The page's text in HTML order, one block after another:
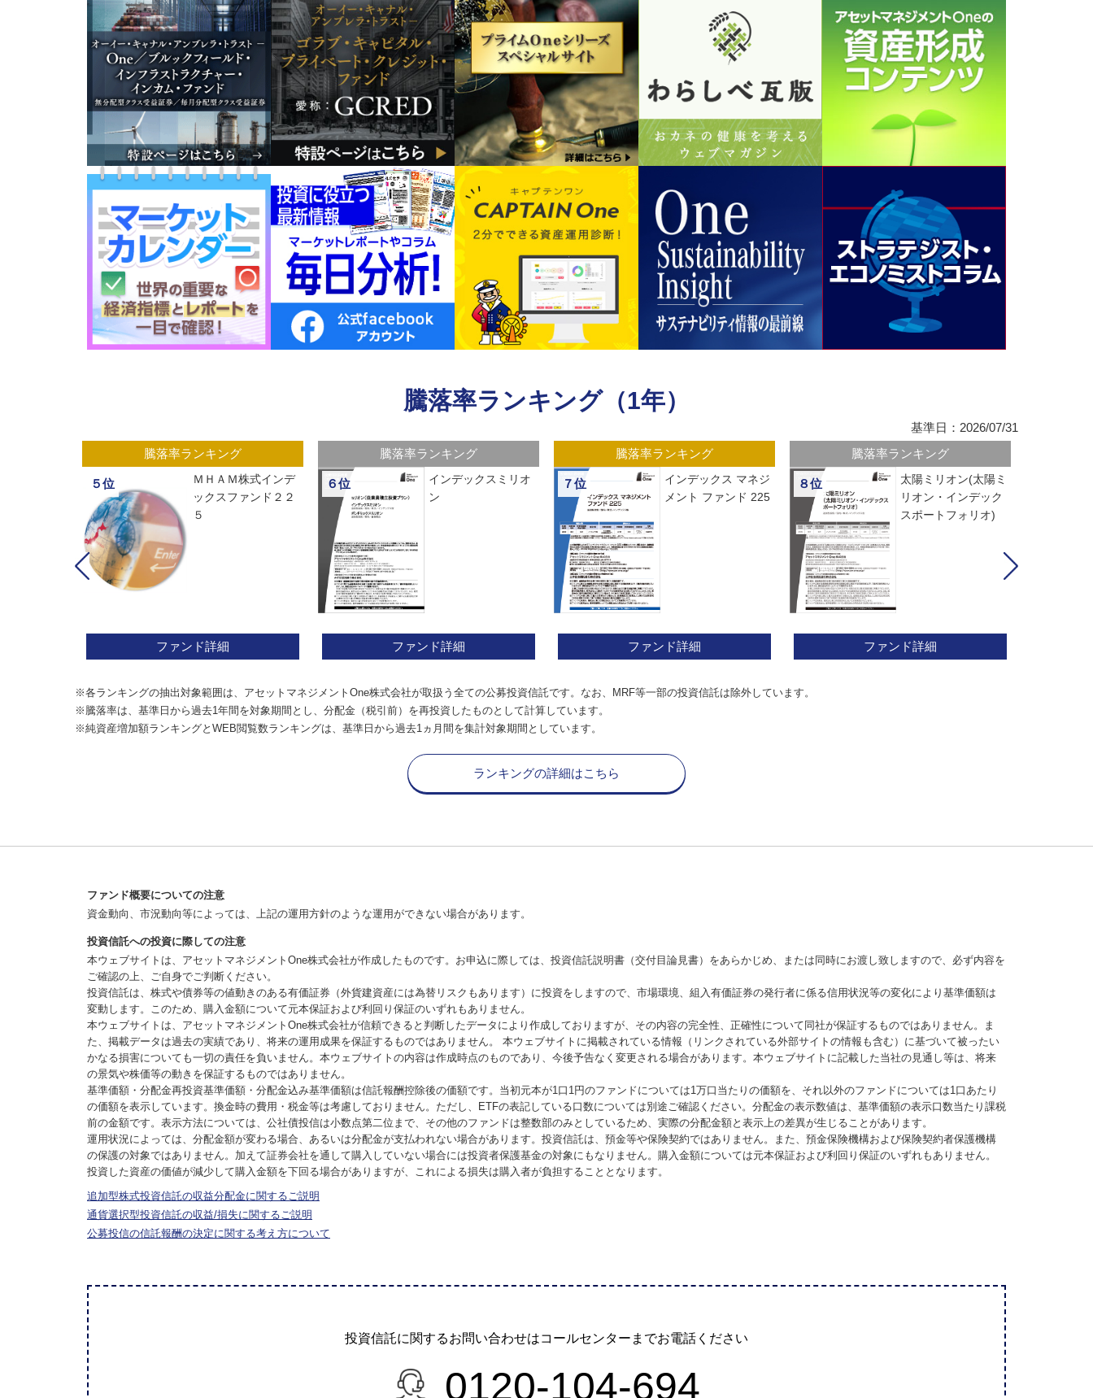
騰落率ランキング（1年）
基準日：2026/07/31
騰落率ランキング
５位
ＭＨＡＭ株式インデ
ックスファンド２２
５
ファンド詳細
騰落率ランキング
６位
インデックスミリオ
ン
ファンド詳細
騰落率ランキング
７位
インデックス マネジ
メント ファンド 225
ファンド詳細
騰落率ランキング
８位
太陽ミリオン(太陽ミ
リオン・インデック
スポートフォリオ)
ファンド詳細
※各ランキングの抽出対象範囲は、アセットマネジメントOne株式会社が取扱う全ての公募投資信託です。なお、MRF等一部の投資信託は除外しています。
※騰落率は、基準日から過去1年間を対象期間とし、分配金（税引前）を再投資したものとして計算しています。
※純資産増加額ランキングとWEB閲覧数ランキングは、基準日から過去1ヵ月間を集計対象期間としています。
ランキングの詳細はこちら
ファンド概要についての注意
資金動向、市況動向等によっては、上記の運用方針のような運用ができない場合があります。
投資信託への投資に際しての注意
本ウェブサイトは、アセットマネジメントOne株式会社が作成したものです。お申込に際しては、投資信託説明書（交付目論見書）をあらかじめ、または同時にお渡し致しますので、必ず内容を
ご確認の上、ご自身でご判断ください。
投資信託は、株式や債券等の値動きのある有価証券（外貨建資産には為替リスクもあります）に投資をしますので、市場環境、組入有価証券の発行者に係る信用状況等の変化により基準価額は
変動します。このため、購入金額について元本保証および利回り保証のいずれもありません。
本ウェブサイトは、アセットマネジメントOne株式会社が信頼できると判断したデータにより作成しておりますが、その内容の完全性、正確性について同社が保証するものではありません。ま
た、掲載データは過去の実績であり、将来の運用成果を保証するものではありません。 本ウェブサイトに掲載されている情報（リンクされている外部サイトの情報も含む）に基づいて被ったい
かなる損害についても一切の責任を負いません。本ウェブサイトの内容は作成時点のものであり、今後予告なく変更される場合があります。本ウェブサイトに記載した当社の見通し等は、将来
の景気や株価等の動きを保証するものではありません。
基準価額・分配金再投資基準価額・分配金込み基準価額は信託報酬控除後の価額です。当初元本が1口1円のファンドについては1万口当たりの価額を、それ以外のファンドについては1口あたり
の価額を表示しています。換金時の費用・税金等は考慮しておりません。ただし、ETFの表記している口数については別途ご確認ください。分配金の表示数値は、基準価額の表示口数当たり課税
前の金額です。表示方法については、公社債投信は小数点第二位まで、その他のファンドは整数部のみとしているため、実際の分配金額と表示上の差異が生じることがあります。
運用状況によっては、分配金額が変わる場合、あるいは分配金が支払われない場合があります。投資信託は、預金等や保険契約ではありません。また、預金保険機構および保険契約者保護機構
の保護の対象ではありません。加えて証券会社を通して購入していない場合には投資者保護基金の対象にもなりません。購入金額については元本保証および利回り保証のいずれもありません。
投資した資産の価値が減少して購入金額を下回る場合がありますが、これによる損失は購入者が負担することとなります。
追加型株式投資信託の収益分配金に関するご説明
通貨選択型投資信託の収益/損失に関するご説明
公募投信の信託報酬の決定に関する考え方について
投資信託に関するお問い合わせはコールセンターまでお電話ください
0120-104-694